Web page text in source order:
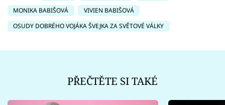
MONIKA BABIŠOVÁ
VIVIEN BABIŠOVÁ
OSUDY DOBRÉHO VOJÁKA ŠVEJKA ZA SVĚTOVÉ VÁLKY
PŘEČTĚTE SI TAKÉ